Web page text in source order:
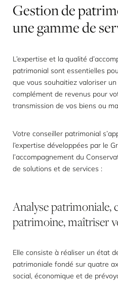
Gestionde
unegammede
L’expertise et la qualité
patrimonial sont essentielles
que vous souhaitiez valoriser
complément de revenus pour
transmission de vos biens ou
Votre conseiller patrimonial
l’expertise développées par le
l’accompagnement du
de solutions et de services :
Analysepatrimoniale,
patrimoine,maîtriser
Elle consiste à réaliser un état
patrimoniale fondé sur quatre
social, économique et de